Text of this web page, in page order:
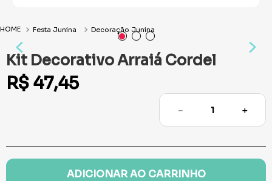
Festa Junina Decoração Junina
Kit Decorativo Arraiá Cordel
R$ 47,45
＋
－
ADICIONAR AO CARRINHO